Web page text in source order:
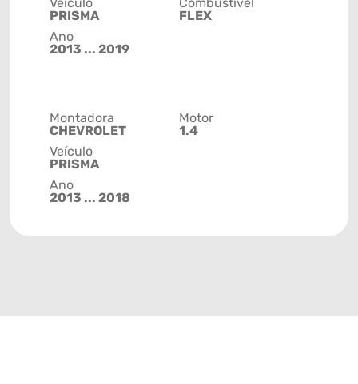
Veículo
PRISMA
Ano
2013 ... 2019
Combustível
FLEX
Montadora
CHEVROLET
Veículo
PRISMA
Ano
2013 ... 2018
Motor
1.4